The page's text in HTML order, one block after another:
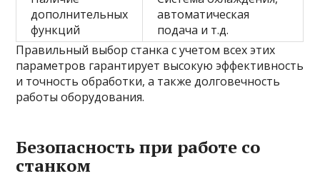
дополнительных
функций
автоматическая
подача и т.д.
Правильный выбор станка с учетом всех этих
параметров гарантирует высокую эффективность
и точность обработки, а также долговечность
работы оборудования.
Безопасность при работе со
станком